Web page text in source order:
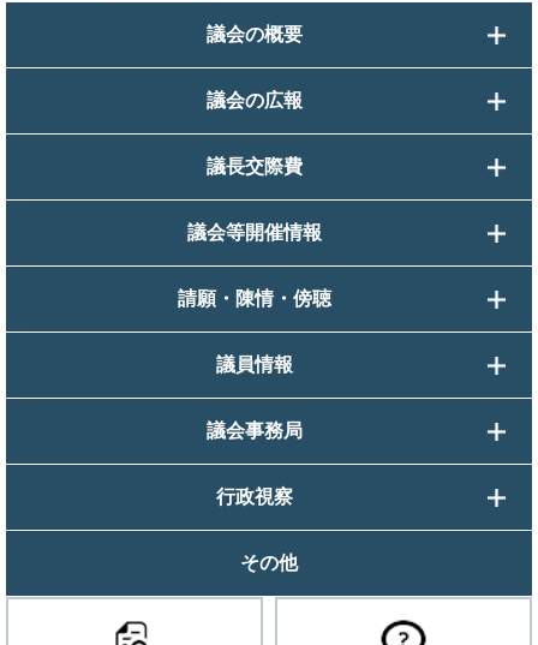
議会の概要
議会の広報
議長交際費
議会等開催情報
請願・陳情・傍聴
議員情報
議会事務局
行政視察
その他